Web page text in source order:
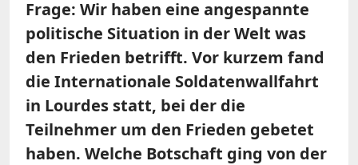
Frage: Wir haben eine angespannte
politische Situation in der Welt was
den Frieden betrifft. Vor kurzem fand
die Internationale Soldatenwallfahrt
in Lourdes statt, bei der die
Teilnehmer um den Frieden gebetet
haben. Welche Botschaft ging von der